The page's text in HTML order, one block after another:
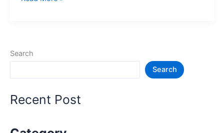
जगह
in
Search
Search
Recent Post